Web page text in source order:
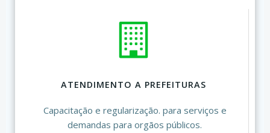
ATENDIMENTO A PREFEITURAS
Capacitação e regularização. para serviços e
demandas para orgãos públicos.